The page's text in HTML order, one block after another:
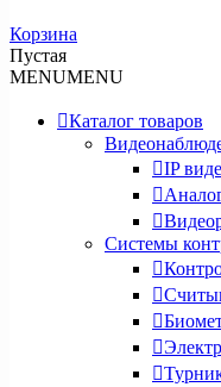
Корзина
Пустая
MENUMENU
Каталог товаров
IP
Системы